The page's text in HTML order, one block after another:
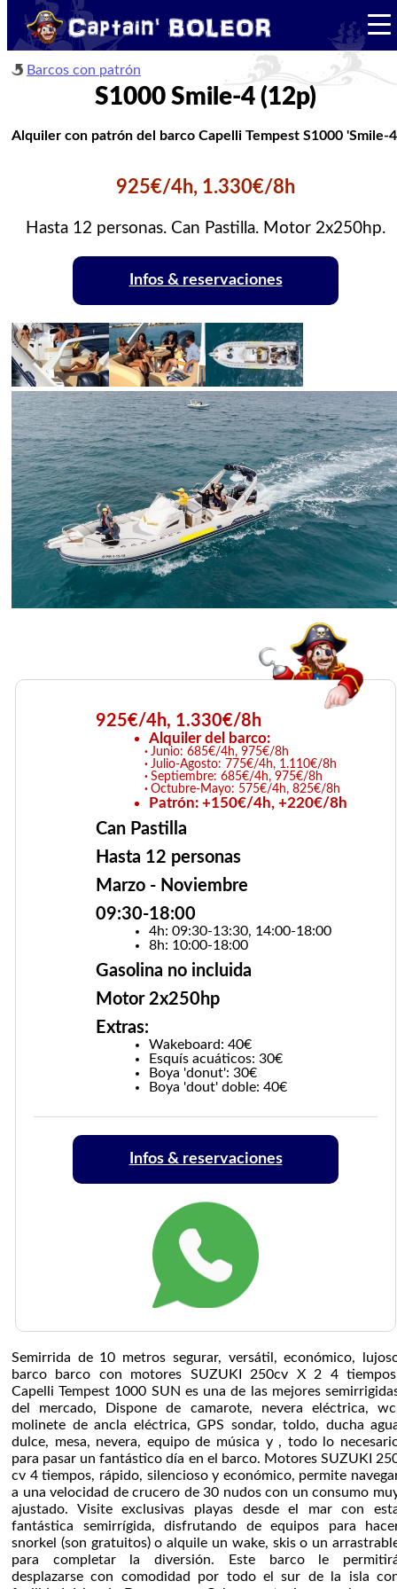
Barcos con patrón
S1000 Smile-4 (12p)
Alquiler con patrón del barco Capelli Tempest S1000 'Smile-
925€/4h, 1.330€/8h
Hasta 12 personas. Can Pastilla. Motor 2x250hp.
Infos & reservaciones
925€/4h, 1.330€/8h
Alquiler del barco:
Junio: 685€/4h, 975€/8h
Julio-Agosto: 775€/4h, 1.110€/8h
Septiembre: 685€/4h, 975€/8h
Octubre-Mayo: 575€/4h, 825€/8h
Patrón: +150€/4h, +220€/8h
Can Pastilla
Hasta 12 personas
Marzo - Noviembre
09:30-18:00
4h: 09:30-13:30, 14:00-18:00
8h: 10:00-18:00
Gasolina no incluida
Motor 2x250hp
Extras:
Wakeboard: 40€
Esquís acuáticos: 30€
Boya 'donut': 30€
Boya 'dout' doble: 40€
Infos & reservaciones
Semirrida de 10 metros segurar, versátil, económico,
barco barco con motores SUZUKI 250cv X 2 4
Capelli Tempest 1000 SUN es una de las mejores
del mercado, Dispone de camarote, nevera eléctrica,
molinete de ancla eléctrica, GPS sondar, toldo, ducha
dulce, mesa, nevera, equipo de música y , todo lo
para pasar un fantástico día en el barco. Motores SUZUKI
cv 4 tiempos, rápido, silencioso y económico, permite
a una velocidad de crucero de 30 nudos con un consumo
ajustado. Visite exclusivas playas desde el mar con
fantástica semirrígida, disfrutando de equipos para
snorkel (son gratuitos) o alquile un wake, skis o un
para completar la diversión. Este barco le
desplazarse con comodidad por todo el sur de la isla